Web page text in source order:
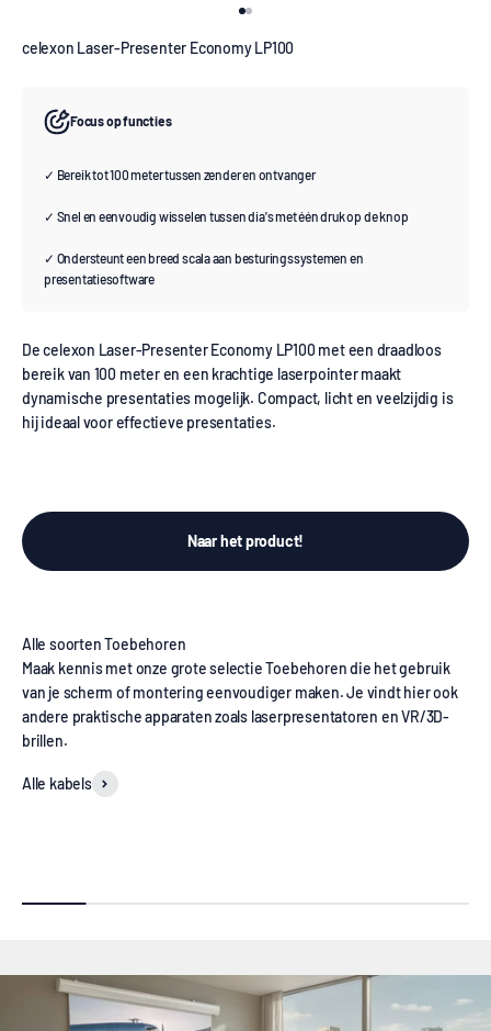
celexon Laser-Presenter Economy LP100
Focus op functies
✓ Bereik tot 100 meter tussen zender en ontvanger
✓ Snel en eenvoudig wisselen tussen dia's met één druk op de knop
✓ Ondersteunt een breed scala aan besturingssystemen en
presentatiesoftware
De celexon Laser-Presenter Economy LP100 met een draadloos
bereik van 100 meter en een krachtige laserpointer maakt
dynamische presentaties mogelijk. Compact, licht en veelzijdig is
hij ideaal voor effectieve presentaties.
Naar het product!
Maak kennis met onze grote selectie Toebehoren die het gebruik
van je scherm of montering eenvoudiger maken. Je vindt hier ook
andere praktische apparaten zoals laserpresentatoren en VR/3D-
brillen.
Alle kabels